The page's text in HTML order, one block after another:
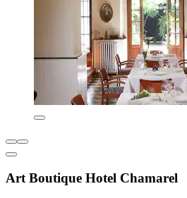
Art Boutique Hotel Chamarel